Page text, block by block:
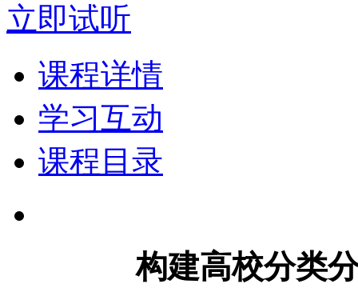
立即试听
课程详情
学习互动
课程目录
构建高校分类